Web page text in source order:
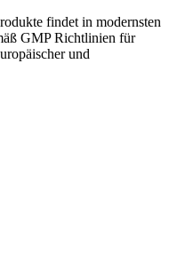
findet in modernsten
GMP Richtlinien für
und